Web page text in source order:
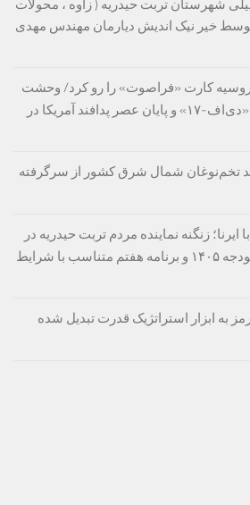
شهرستان تربت حیدریه ( زاوه ، محولات
خیر نیک اندیش دیارمان مهندس مهدی
روسیه کارت «فراصوت» را رو کرد/ وحشت
در پنتاگون؛ استقرار انبوه «دی‌اف‑۱۷» و پایان عصر پدافند آمریکا در
تخم‌نوغان شمال شرق کشور از سرگرفته
زنگنه نماینده مردم تربت حیدریه در
مجلس شورای اسلامی : بودجه ۱۴۰۵ و برنامه هفتم متناسب با شرایط
به ابزار استراتژیک قدرت تبدیل شده